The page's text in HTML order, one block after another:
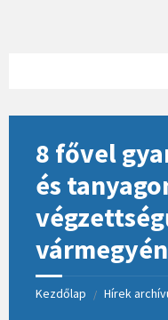
8 fővel
és
Kezdőlap / Hírek